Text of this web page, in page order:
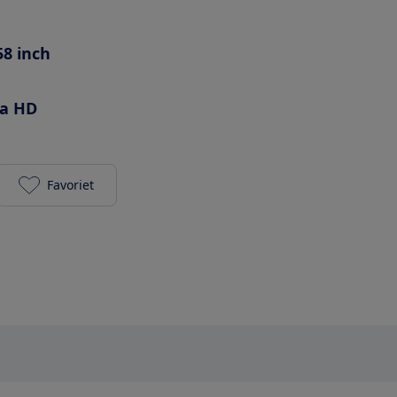
inch
HD
Philips 58PUS8506/12 toevoegen aan je favorieten
Favoriet